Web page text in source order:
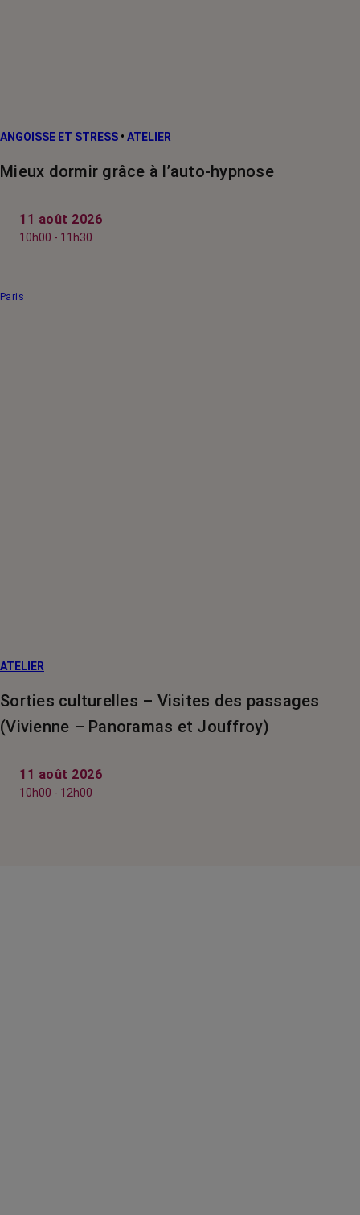
ANGOISSE ET STRESS • ATELIER
Mieux dormir grâce à l’auto-hypnose
11 août 2026
10h00 - 11h30
Paris
ATELIER
Sorties culturelles – Visites des passages
(Vivienne – Panoramas et Jouffroy)
11 août 2026
10h00 - 12h00